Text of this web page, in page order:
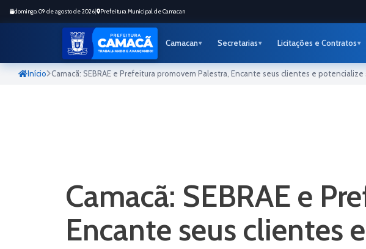
domingo, 09 de agosto de 2026 Prefeitura Municipal de Camacan
Camacan Secretarias Licitações e Contratos
Início Camacã: SEBRAE e Prefeitura promovem Palestra, Encante seus clientes e
Camacã: SEBRAE e
Encante seus clientes